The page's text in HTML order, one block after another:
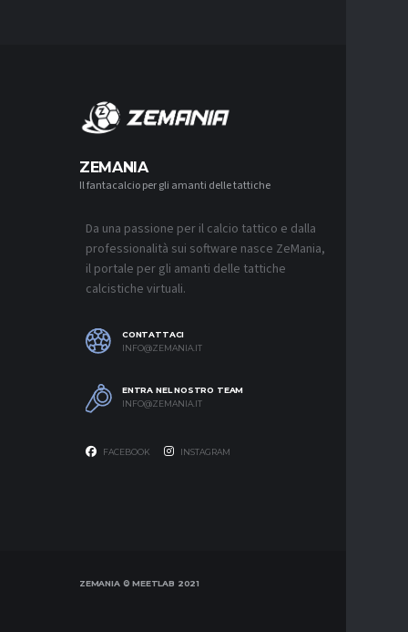
ZEMANIA
Il fantacalcio per gli amanti delle tattiche
Da una passione per il calcio tattico e dalla
professionalità sui software nasce ZeMania,
il portale per gli amanti delle tattiche
calcistiche virtuali.
CONTATTACI
INFO@ZEMANIA.IT
ENTRA NEL NOSTRO TEAM
INFO@ZEMANIA.IT
FACEBOOK INSTAGRAM
ZEMANIA © MEETLAB 2021